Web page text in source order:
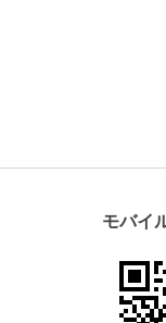
モバイ